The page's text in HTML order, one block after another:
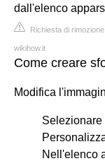
dall'elenco
Richiesta di
wikihow.it
Come creare
Modifica
Selezionare
Nell'elenco